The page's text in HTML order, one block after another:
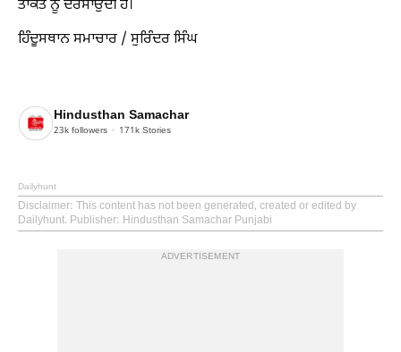
ਤਾਕਤ ਨੂੰ ਦਰਸਾਉਂਦੀ ਹੈ।
ਹਿੰਦੂਸਥਾਨ ਸਮਾਚਾਰ / ਸੁਰਿੰਦਰ ਸਿੰਘ
Hindusthan Samachar
23k followers 171k Stories
Dailyhunt
Disclaimer: This content has not been generated, created or edited by
Dailyhunt. Publisher: Hindusthan Samachar Punjabi
ADVERTISEMENT